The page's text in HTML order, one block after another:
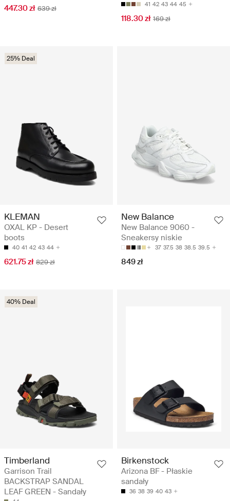
447.30 zł 639 zł 41 42 43 44 45
118.30 zł 169 zł
25% Deal
KLEMAN
OXAL KP - Desert
boots
40 41 42 43 44
621.75 zł 829 zł
New Balance
New Balance 9060 -
Sneakersy niskie
37 37.5 38 38.5 39.5
849 zł
40% Deal
Timberland
Garrison Trail
BACKSTRAP SANDAL
LEAF GREEN - Sandały
Birkenstock
Arizona BF - Płaskie
sandały
36 38 39 40 43